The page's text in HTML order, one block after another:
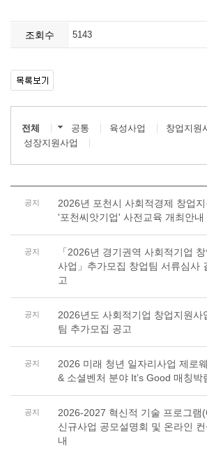
조회수 5143
전체 공통 육성사업
창업지원
성장지원사업
공지
2026년 포천시 사회적경제 창업지
'포천씨앗기업' 사전교육 개최안내
공지
「2026년 경기권역 사회적기업
사업」추가모집 창업팀 서류심사
고
공지
2026년도 사회적기업 창업지원사
팀 추가모집 공고
공지
2026 미래 청년 일자리사업 제로
& 소셜벤처 분야 It’s Good 매칭박
공지
2026-2027 혁신적 기술 프로그램
신규사업 공모설명회 및 온라인
내